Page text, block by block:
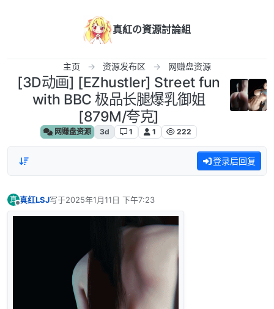
真紅の資源討論組
主页 资源发布区 网赚盘资源
[3D动画] [EZhustler] Street fun
with BBC 极品长腿爆乳御姐
[879M/夸克]
网赚盘资源 3d 1 1 222
登录后回复
真 真红LSJ写于2025年1月11日 下午7:23
最后由 编辑